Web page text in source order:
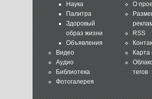
Наука
Палитра
Здоровый
образ жизни
Объявления
Видео
Аудио
Библиотека
Фотогалерея
О
RSS
Карта
тегов